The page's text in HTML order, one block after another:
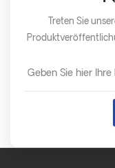
Treten Sie